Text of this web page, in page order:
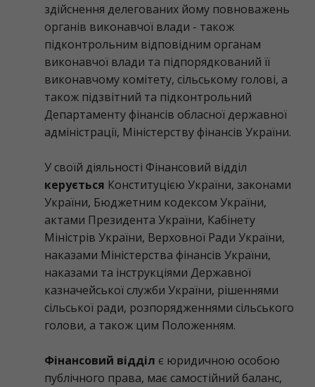
здійснення делегованих йому повноважень
органів виконавчої влади - також
підконтрольним відповідним органам
виконавчої влади та підпорядкований її
виконавчому комітету, сільському голові, а
також підзвітний та підконтрольний
Департаменту фінансів обласної державної
адміністрації, Міністерству фінансів України.
У своїй діяльності Фінансовий відділ
керується Конституцією України, законами
України, Бюджетним кодексом України,
актами Президента України, Кабінету
Міністрів України, Верховної Ради України,
наказами Міністерства фінансів України,
наказами та інструкціями Державної
казначейської служби України, рішеннями
сільської ради, розпорядженнями сільського
голови, а також цим Положенням.
Фінансовий відділ є юридичною особою
публічного права, має самостійний баланс,